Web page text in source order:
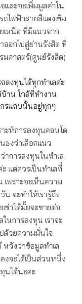
และจะเพิ่มมูลค่าใน
ถไฟฟ้าสายสีแดงเข้ม
เหนือ ที่มีแนวจาก
ออกไปสู่ย่านรังสิต ที่
มศาสตร์(ศูนย์รังสิต)
ลงทุนได้ทุกทำเลค่ะ
บ้าน ใกล้ที่ทำงาน
กรแถบนั้นอยู่ทุกๆ
าะห์การลงทุนคอนโด
ธงว่าเลือกแนว
การลงทุนในทำเล
แต่ควรเป็นทำเลที่
เพราะจะเห็นความ
จะทำให้เรารู้ถึง
ช่าได้มั้ยจะขายต่อ
นการลงทุน เราจะ
ด้วยความมั่นใจ
หวังว่าข้อมูลทำเล
งจะได้เป็นส่วนหนึ่ง
นได้นะคะ